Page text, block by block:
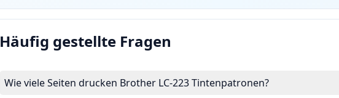
Häufig gestellte Fragen
Wie viele Seiten drucken Brother LC-223 Tintenpatronen?